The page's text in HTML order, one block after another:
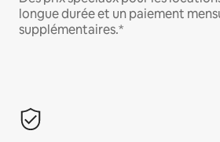
longue durée et un paiement
supplémentaires.*